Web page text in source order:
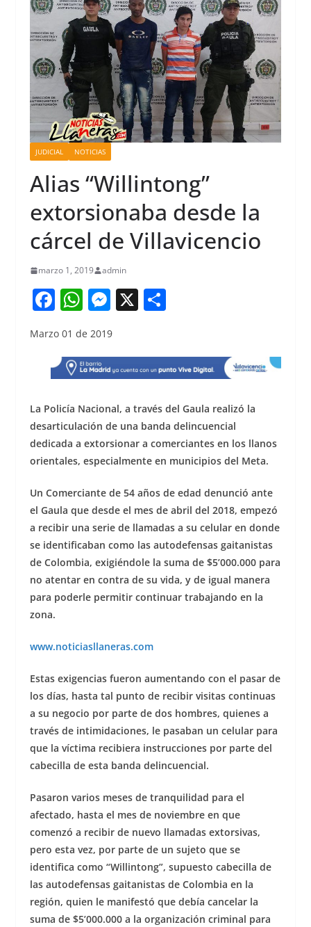
JUDICIAL NOTICIAS
Alias “Willintong”
extorsionaba desde la
cárcel de Villavicencio
marzo 1, 2019 admin
F
c
e
b
o
o
k
W
at
s
A
p
p
M
ss
e
n
g
er
X S
e
Marzo 01 de 2019
La Policía Nacional, a través del Gaula realizó la
desarticulación de una banda delincuencial
dedicada a extorsionar a comerciantes en los llanos
orientales, especialmente en municipios del Meta.
Un Comerciante de 54 años de edad denunció ante
el Gaula que desde el mes de abril del 2018, empezó
a recibir una serie de llamadas a su celular en donde
se identificaban como las autodefensas gaitanistas
de Colombia, exigiéndole la suma de $5’000.000 para
no atentar en contra de su vida, y de igual manera
para poderle permitir continuar trabajando en la
zona.
www.noticiasllaneras.com
Estas exigencias fueron aumentando con el pasar de
los días, hasta tal punto de recibir visitas continuas
a su negocio por parte de dos hombres, quienes a
través de intimidaciones, le pasaban un celular para
que la víctima recibiera instrucciones por parte del
cabecilla de esta banda delincuencial.
Pasaron varios meses de tranquilidad para el
afectado, hasta el mes de noviembre en que
comenzó a recibir de nuevo llamadas extorsivas,
pero esta vez, por parte de un sujeto que se
identifica como “Willintong”, supuesto cabecilla de
las autodefensas gaitanistas de Colombia en la
región, quien le manifestó que debía cancelar la
suma de $5’000.000 a la organización criminal para